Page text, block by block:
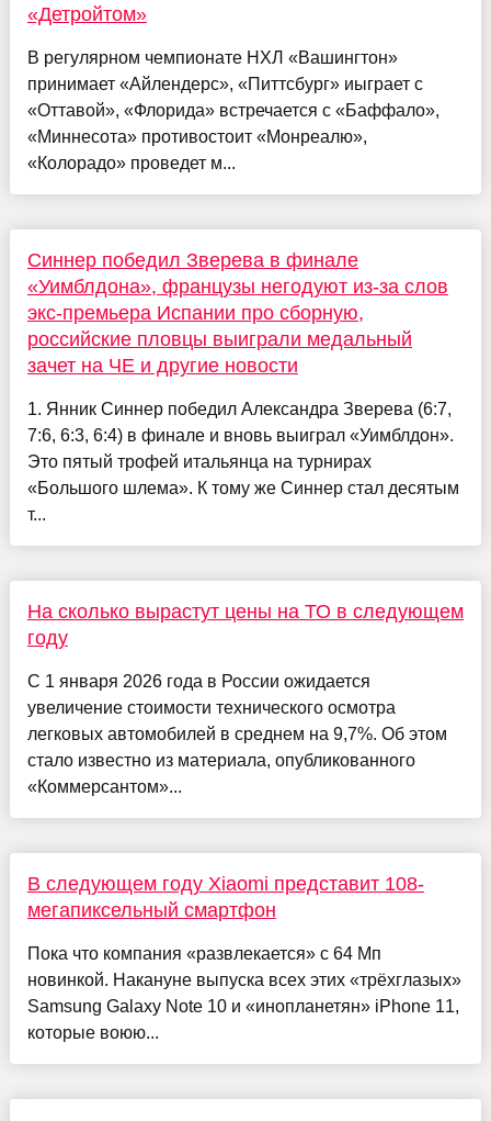
«Детройтом»
В регулярном чемпионате НХЛ «Вашингтон»
принимает «Айлендерс», «Питтсбург» иыграет с
«Оттавой», «Флорида» встречается с «Баффало»,
«Миннесота» противостоит «Монреалю»,
«Колорадо» проведет м...
Синнер победил Зверева в финале
«Уимблдона», французы негодуют из-за слов
экс-премьера Испании про сборную,
российские пловцы выиграли медальный
зачет на ЧЕ и другие новости
1. Янник Синнер победил Александра Зверева (6:7,
7:6, 6:3, 6:4) в финале и вновь выиграл «Уимблдон».
Это пятый трофей итальянца на турнирах
«Большого шлема». К тому же Синнер стал десятым
т...
На сколько вырастут цены на ТО в следующем
году
С 1 января 2026 года в России ожидается
увеличение стоимости технического осмотра
легковых автомобилей в среднем на 9,7%. Об этом
стало известно из материала, опубликованного
«Коммерсантом»...
В следующем году Xiaomi представит 108-
мегапиксельный смартфон
Пока что компания «развлекается» с 64 Мп
новинкой. Накануне выпуска всех этих «трёхглазых»
Samsung Galaxy Note 10 и «инопланетян» iPhone 11,
которые воюю...